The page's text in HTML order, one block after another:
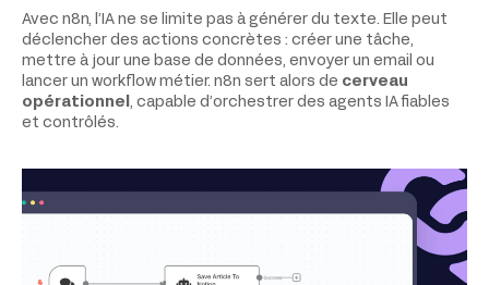
Avec n8n, l’IA ne se limite pas à générer du texte. Elle peut
déclencher des actions concrètes : créer une tâche,
mettre à jour une base de données, envoyer un email ou
lancer un workflow métier. n8n sert alors de cerveau
opérationnel
, capable d’orchestrer des agents IA fiables
et contrôlés.